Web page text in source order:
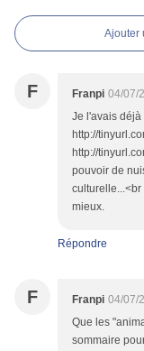
Ajouter
F Franpi 04/07/
Je l'avais déjà
http://
http://
pouvoir de
culturelle...<br
mieux.
Répondre
F Franpi 04/07/
Que les
sommaire